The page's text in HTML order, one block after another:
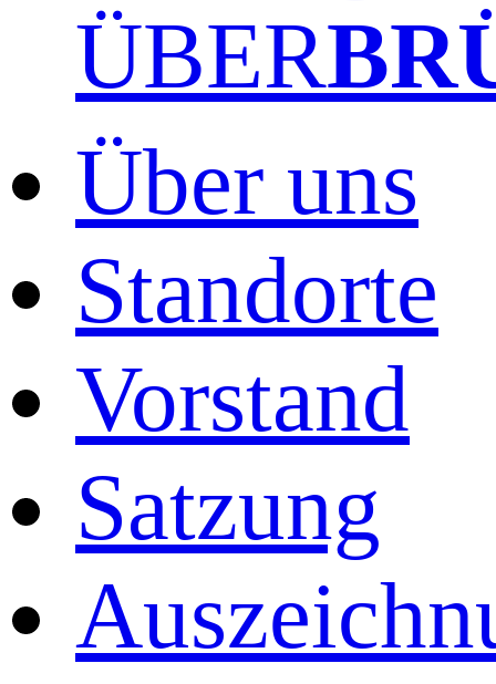
ÜBER
Über uns
Standorte
Vorstand
Satzung